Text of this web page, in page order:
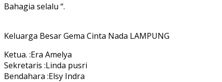
Bahagia selalu “.
Keluarga Besar Gema Cinta Nada LAMPUNG
Ketua. :Era Amelya
Sekretaris :Linda pusri
Bendahara :Elsy Indra